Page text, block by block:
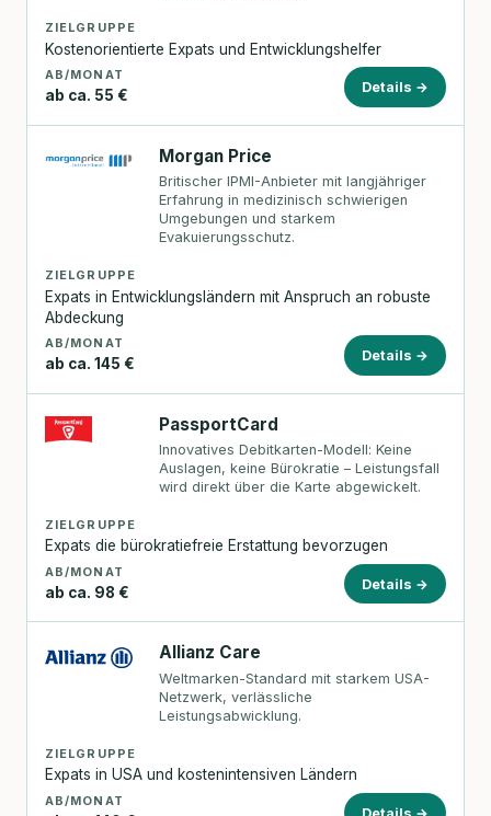
ZIELGRUPPE
Kostenorientierte Expats und Entwicklungshelfer
AB/MONAT
ab ca. 55 €
Details →
Morgan Price
Britischer IPMI-Anbieter mit langjähriger
Erfahrung in medizinisch schwierigen
Umgebungen und starkem
Evakuierungsschutz.
ZIELGRUPPE
Expats in Entwicklungsländern mit Anspruch an robuste
Abdeckung
AB/MONAT
ab ca. 145 €
Details →
PassportCard
Innovatives Debitkarten-Modell: Keine
Auslagen, keine Bürokratie – Leistungsfall
wird direkt über die Karte abgewickelt.
ZIELGRUPPE
Expats die bürokratiefreie Erstattung bevorzugen
AB/MONAT
ab ca. 98 €
Details →
Allianz Care
Weltmarken-Standard mit starkem USA-
Netzwerk, verlässliche
Leistungsabwicklung.
ZIELGRUPPE
Expats in USA und kostenintensiven Ländern
AB/MONAT